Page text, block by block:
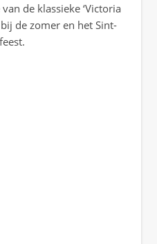
de klassieke ‘Victoria
de zomer en het Sint-